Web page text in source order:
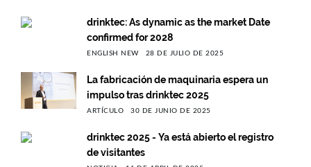
drinktec: As dynamic as the market Date
confirmed for 2028
ENGLISH NEW 28 DE JULIO DE 2025
La fabricación de maquinaria espera un
impulso tras drinktec 2025
ARTÍCULO 30 DE JUNIO DE 2025
drinktec 2025 - Ya está abierto el registro
de visitantes